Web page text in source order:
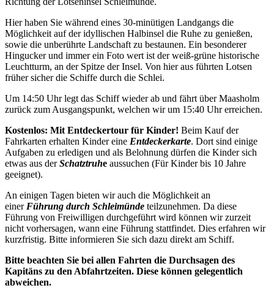
Hier haben Sie während eines 30-minütigen Landgangs die
Möglichkeit auf der idyllischen Halbinsel die Ruhe zu genießen,
sowie die unberührte Landschaft zu bestaunen. Ein besonderer
Hingucker und immer ein Foto wert ist der weiß-grüne historische
Leuchtturm, an der Spitze der Insel. Von hier aus führten Lotsen
früher sicher die Schiffe durch die Schlei.
Um 14:50 Uhr legt das Schiff wieder ab und fährt über Maasholm
zurück zum Ausgangspunkt, welchen wir um 15:40 Uhr erreichen.
Kostenlos: Mit Entdeckertour für Kinder! Beim Kauf der
Fahrkarten erhalten Kinder eine Entdeckerkarte. Dort sind einige
Aufgaben zu erledigen und als Belohnung dürfen die Kinder sich
etwas aus der Schatztruhe aussuchen (Für Kinder bis 10 Jahre
geeignet).
An einigen Tagen bieten wir auch die Möglichkeit an
einer Führung durch Schleimünde teilzunehmen. Da diese
Führung von Freiwilligen durchgeführt wird können wir zurzeit
nicht vorhersagen, wann eine Führung stattfindet. Dies erfahren wir
kurzfristig. Bitte informieren Sie sich dazu direkt am Schiff.
Bitte beachten Sie bei allen Fahrten die Durchsagen des
Kapitäns zu den Abfahrtzeiten. Diese können gelegentlich
abweichen.